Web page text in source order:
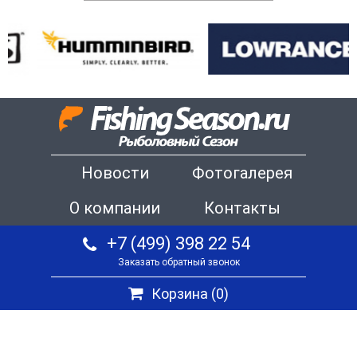
Новости
Фотогалерея
О компании
Контакты
+7 (499) 398 22 54
Заказать обратный звонок
Корзина (0)